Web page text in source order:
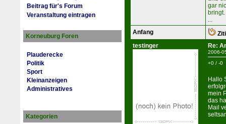
Beitrag für's Forum
Veranstaltung eintragen
Korneuburg Foren
Plauderecke
Politik
Sport
Kleinanzeigen
Administratives
Kategorien
gar
bringt.
...
Anfang
testinger
Re:
2006-
+0 / -0
Hallo
mein
das
Mail